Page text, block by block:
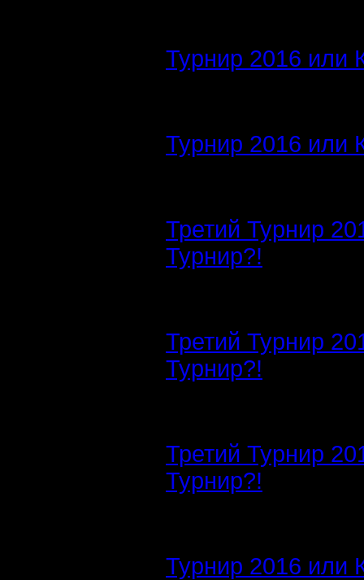
Турнир 2016 или
Турнир 2016 или
Третий Турнир
Турнир?!
Третий Турнир
Турнир?!
Третий Турнир
Турнир?!
Турнир 2016 или